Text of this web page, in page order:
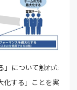
」について触れた
化する」ことを実